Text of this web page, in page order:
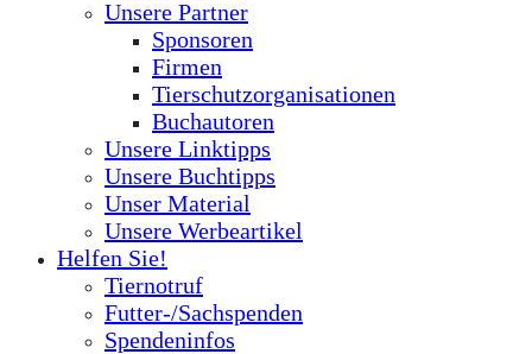
Unsere Partner
Sponsoren
Firmen
Tierschutzorganisationen
Buchautoren
Unsere Linktipps
Unsere Buchtipps
Unser Material
Unsere Werbeartikel
Helfen Sie!
Tiernotruf
Futter-/Sachspenden
Spendeninfos